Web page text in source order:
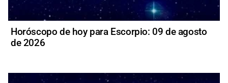
Horóscopo de hoy para Escorpio: 09 de agosto
de 2026